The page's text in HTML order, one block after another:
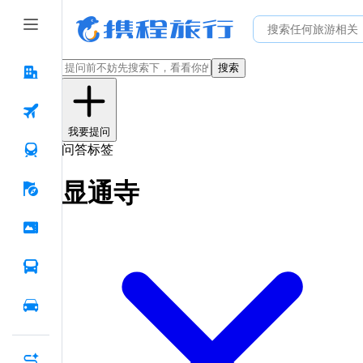
搜索
我要提问
问答标签
显通寺